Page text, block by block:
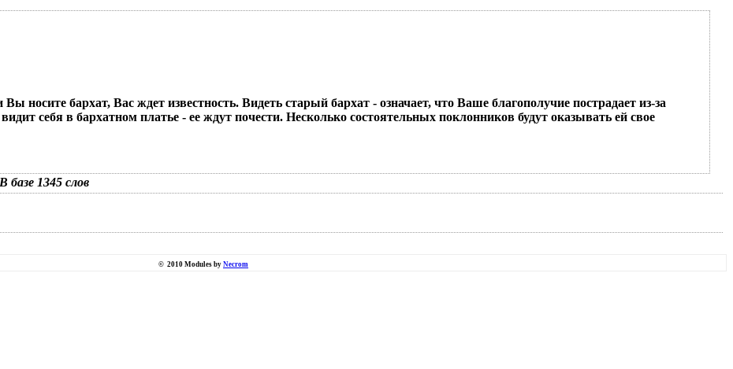
носите бархат, Вас ждет известность. Видеть старый бархат - означает, что Ваше благополучие пострадает из-за
себя в бархатном платье - ее ждут почести. Несколько состоятельных поклонников будут оказывать ей свое
В базе 1345 слов
© 2010 Modules by Necrom